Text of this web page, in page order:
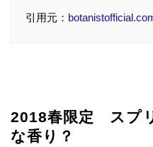
引用元：
2018春限定 スプ
な香り？